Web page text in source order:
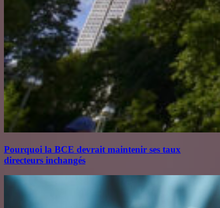
Pourquoi la BCE devrait maintenir ses taux
directeurs inchangés